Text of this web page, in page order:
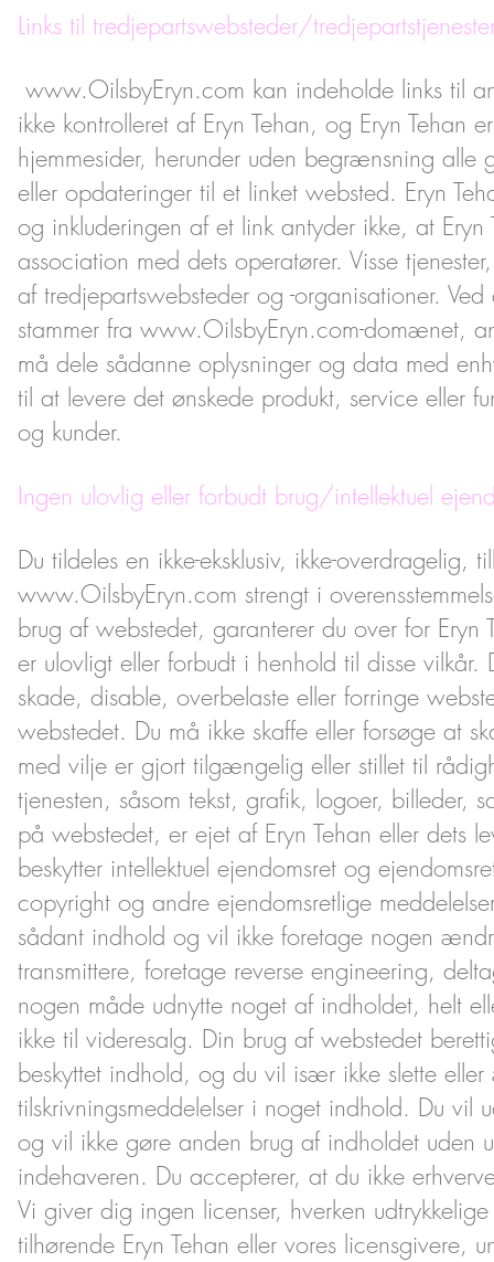
Links til tredjepartswebsteder/
www.OilsbyEryn.com kan indeholde links til
ikke kontrolleret af Eryn Tehan, og Eryn
hjemmesider, herunder uden begrænsning
eller opdateringer til et linket websted. Eryn
og inkluderingen af et link antyder ikke, at
association med dets operatører. Visse
af tredjepartswebsteder og -organisationer.
stammer fra www.OilsbyEryn.com-domænet,
må dele sådanne oplysninger og data med
til at levere det ønskede produkt, service eller
og kunder.
Ingen ulovlig eller forbudt brug/intellektuel
Du tildeles en ikke-eksklusiv, ikke-
www.OilsbyEryn.com strengt i
brug af webstedet, garanterer du over for
er ulovligt eller forbudt i henhold til disse
skade, disable, overbelaste eller forringe
webstedet. Du må ikke skaffe eller forsøge at
med vilje er gjort tilgængelig eller stillet til
tjenesten, såsom tekst, grafik, logoer, billeder,
på webstedet, er ejet af Eryn Tehan eller dets
beskytter intellektuel ejendomsret og
copyright og andre ejendomsretlige
sådant indhold og vil ikke foretage nogen
transmittere, foretage reverse engineering,
nogen måde udnytte noget af indholdet, helt
ikke til videresalg. Din brug af webstedet
beskyttet indhold, og du vil især ikke slette
tilskrivningsmeddelelser i noget indhold. Du vil
og vil ikke gøre anden brug af indholdet uden
indehaveren. Du accepterer, at du ikke
Vi giver dig ingen licenser, hverken
tilhørende Eryn Tehan eller vores